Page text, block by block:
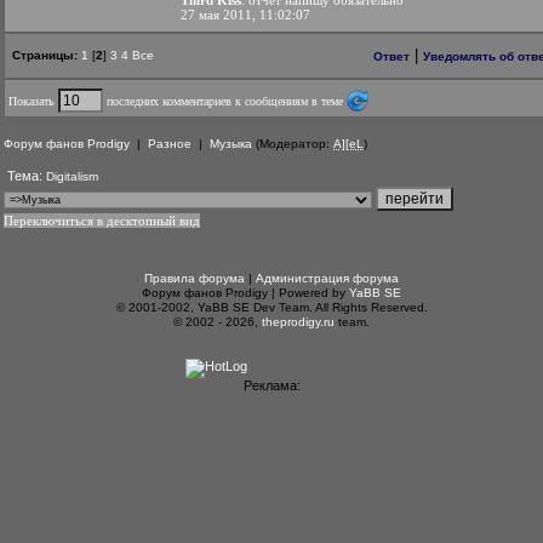
27 мая 2011, 11:02:07
Страницы: 1 [2] 3 4 Все Ответ Уведомлять об
Показать последних комментариев к сообщениям в теме
Форум фанов Prodigy | Разное | Музыка (Модератор: A][eL )
Тема: Digitalism
Переключиться в десктопный вид
Правила форума | Администрация форума
Форум фанов Prodigy | Powered by YaBB SE
© 2001-2002, YaBB SE Dev Team. All Rights Reserved.
© 2002 - 2026, theprodigy.ru team.
Реклама: